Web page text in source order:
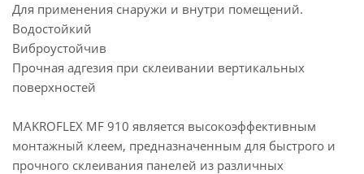
Для применения снаружи и внутри помещений.
Водостойкий
Виброустойчив
Прочная адгезия при склеивании вертикальных
поверхностей
MAKROFLEX MF 910 является высокоэффективным
монтажный клеем, предназначенным для быстрого и
прочного склеивания панелей из различных